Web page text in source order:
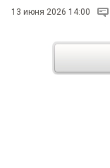
13 июня 2026 14:00